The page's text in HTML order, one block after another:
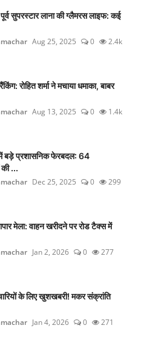
सुपरस्टार लाना की ग्लैमरस लाइफ: कई
Aug 25, 2025 0 2.4k
रोहित शर्मा ने मचाया धमाका, बाबर
Aug 13, 2025 0 1.4k
बड़े प्रशासनिक फेरबदल: 64
की ...
Dec 25, 2025 0 299
मेला: वाहन खरीदने पर रोड टैक्स में
Jan 2, 2026 0 277
के लिए खुशखबरी! मकर संक्रांति
Jan 4, 2026 0 271